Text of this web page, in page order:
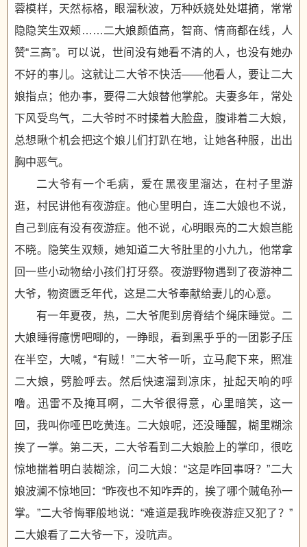
蓉模样，天然标格，眼溜秋波，万种妖娆处处堪摘，常常
隐隐笑生双颊……二大娘颜值高，智商、情商都在线，人
赞“三高”。可以说，世间没有她看不清的人，也没有她办
不好的事儿。这就让二大爷不快活——他看人，要让二大
娘指点；他办事，要得二大娘替他掌舵。夫妻多年，常处
下风受鸟气，二大爷时不时揉着大脸盘，腹诽着二大娘，
总想瞅个机会把这个娘儿们打趴在地，让她各种服，出出
胸中恶气。
二大爷有一个毛病，爱在黑夜里溜达，在村子里游
逛，村民讲他有夜游症。他心里明白，连二大娘也不说，
自己到底有没有夜游症。他不说，心明眼亮的二大娘岂能
不晓。隐笑生双颊，她知道二大爷肚里的小九九，他常拿
回一些小动物给小孩们打牙祭。夜游野物遇到了夜游神二
大爷，物资匮乏年代，这是二大爷奉献给妻儿的心意。
有一年夏夜，热，二大爷爬到房脊结个绳床睡觉。二
大娘睡得癔愣吧唧的，一睁眼，看到黑乎乎的一团影子压
在半空，大喊，“有贼！”二大爷一听，立马爬下来，照准
二大娘，劈脸呼去。然后快速溜到凉床，扯起天响的呼
噜。迅雷不及掩耳啊，二大爷很得意，心里暗笑，这一
回，我叫你哑巴吃黄连。二大娘呢，还没睡醒，糊里糊涂
挨了一掌。第二天，二大爷看到二大娘脸上的掌印，很吃
惊地揣着明白装糊涂，问二大娘：“这是咋回事呀？”二大
娘波澜不惊地回：“昨夜也不知咋弄的，挨了哪个贼龟孙一
掌。”二大爷悔罪般地说：“难道是我昨晚夜游症又犯了？”
二大娘看了二大爷一下，没吭声。